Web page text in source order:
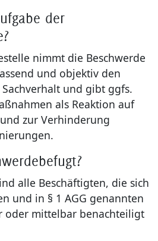
der
nimmt die Beschwerde
und objektiv den
und gibt ggfs.
als Reaktion auf
zur Verhinderung
alle Beschäftigten, die sich
und in § 1 AGG genannten
oder mittelbar benachteiligt